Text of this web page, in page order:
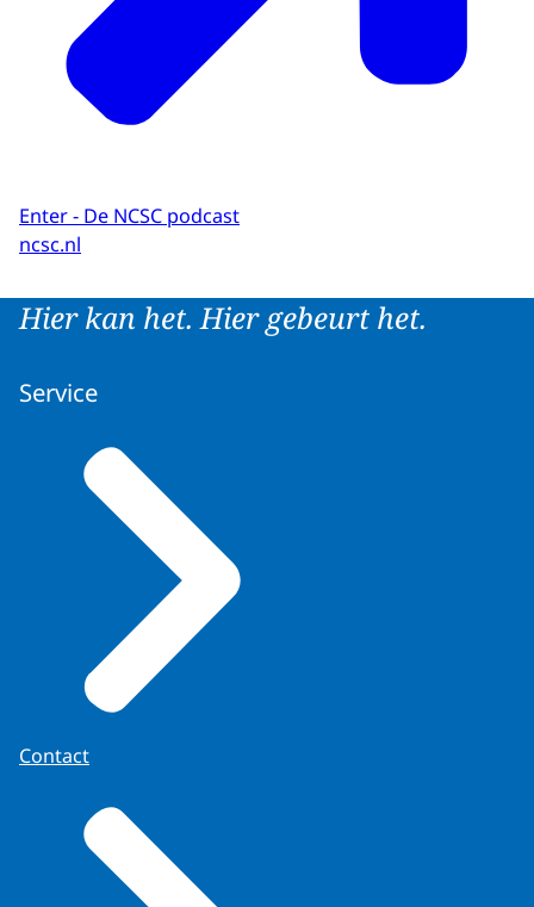
Enter - De NCSC podcast
ncsc.nl
Hier kan het. Hier gebeurt het.
Service
Contact